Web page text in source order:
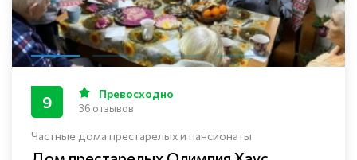
Частные дома престарелых и пансионаты
9 Превосходно
36 отзывов